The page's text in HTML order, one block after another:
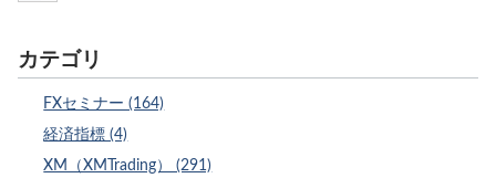
カテゴリ
FXセミナー (164)
経済指標 (4)
XM（XMTrading） (291)